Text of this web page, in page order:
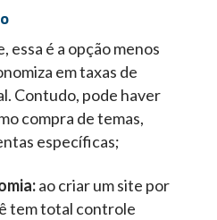
essa é a opção menos
em taxas de
Contudo, pode haver
compra de temas,
específicas;
ao criar um site por
tem total controle